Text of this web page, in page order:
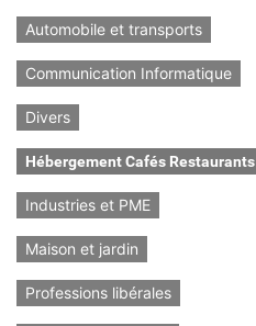
Automobile et transports
Communication Informatique
Divers
Hébergement Cafés Restaurants
Industries et PME
Maison et jardin
Professions libérales